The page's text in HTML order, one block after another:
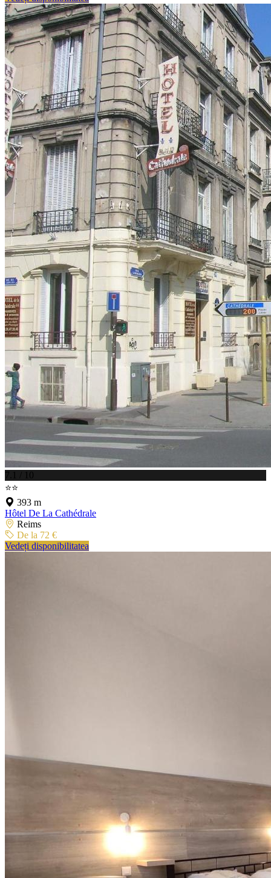
7.1 / 10
⭐⭐
393 m
Hôtel De La Cathédrale
Reims
De la 72 €
Vedeți disponibilitatea